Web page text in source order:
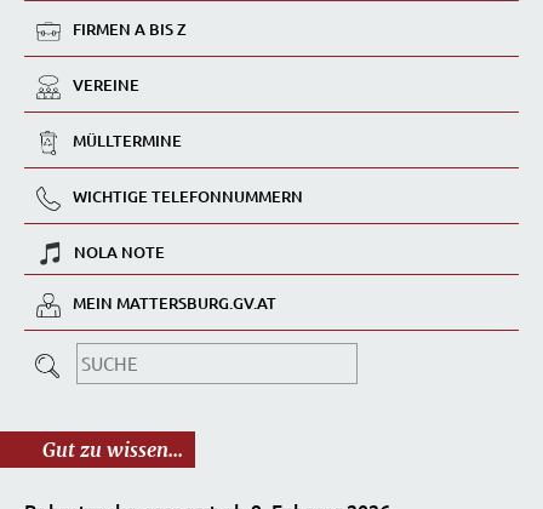
FIRMEN A BIS Z
VEREINE
MÜLLTERMINE
WICHTIGE TELEFONNUMMERN
NOLA NOTE
MEIN MATTERSBURG.GV.AT
Gut zu wissen...